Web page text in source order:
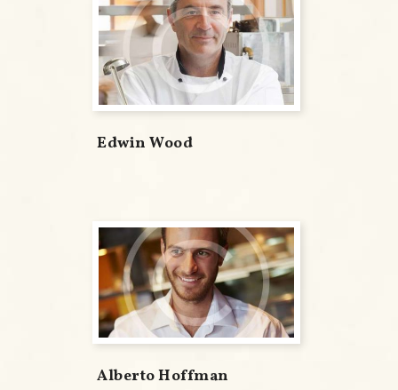
Edwin Wood
Alberto Hoffman